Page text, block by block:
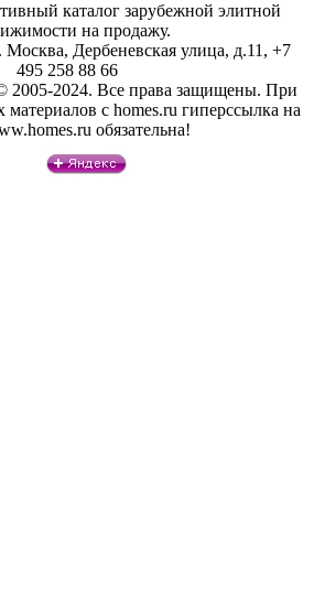
каталог зарубежной элитной
на продажу.
Москва, Дербеневская улица, д.11, +7
495 258 88 66
2024. Все права защищены. При
с homes.ru гиперссылка на
обязательна!